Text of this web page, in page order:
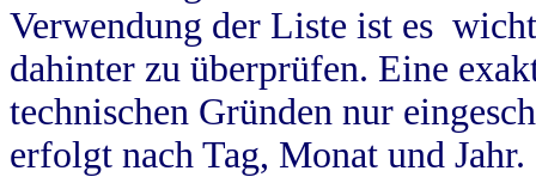
Verwendung der Liste ist es
dahinter zu überprüfen. Eine
technischen Gründen nur
erfolgt nach Tag, Monat und Jahr.